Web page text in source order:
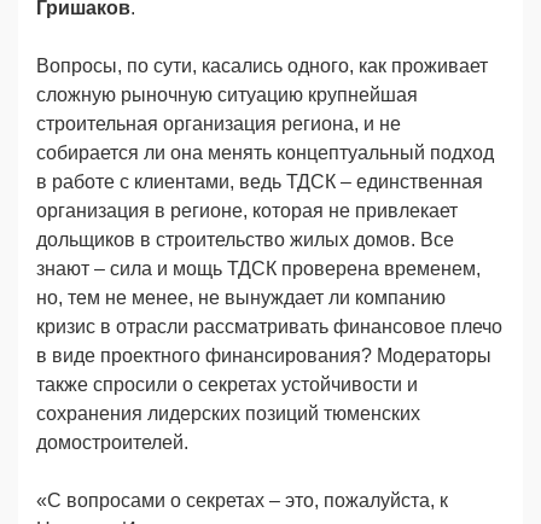
Гришаков.
Вопросы, по сути, касались одного, как проживает
сложную рыночную ситуацию крупнейшая
строительная организация региона, и не
собирается ли она менять концептуальный подход
в работе с клиентами, ведь ТДСК – единственная
организация в регионе, которая не привлекает
дольщиков в строительство жилых домов. Все
знают – сила и мощь ТДСК проверена временем,
но, тем не менее, не вынуждает ли компанию
кризис в отрасли рассматривать финансовое плечо
в виде проектного финансирования? Модераторы
также спросили о секретах устойчивости и
сохранения лидерских позиций тюменских
домостроителей.
«С вопросами о секретах – это, пожалуйста, к